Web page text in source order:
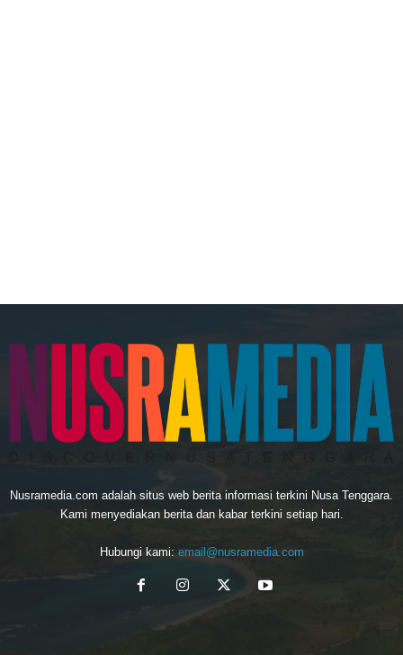
Nusramedia.com adalah situs web berita informasi terkini Nusa Tenggara.
Kami menyediakan berita dan kabar terkini setiap hari.
Hubungi kami: email@nusramedia.com